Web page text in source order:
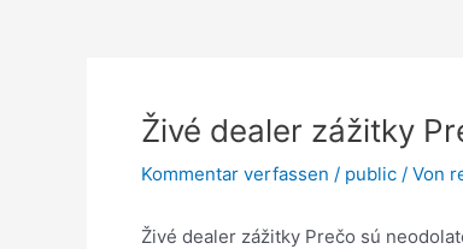
Živé dealer zážitky
Kommentar verfassen / public / Von
Živé dealer zážitky Prečo sú